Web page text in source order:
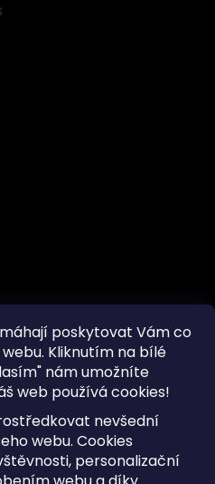
poskytovat Vám co
Kliknutím na bílé
nám umožníte
web používá cookies!
nevšední
webu. Cookies
personalizační